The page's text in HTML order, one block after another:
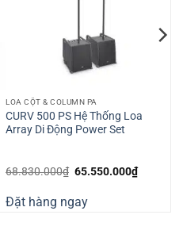
LOA CỘT & COLUMN PA
CURV 500 PS Hệ Thống Loa
Array Di Động Power Set
68.830.000₫ Giá
68.830.000₫.
65.550.000₫Giá
hiện
Đặt hàng ngay